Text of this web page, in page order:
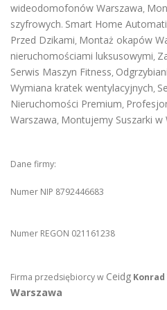
wideodomofonów Warszawa,
szyfrowych. Smart Home
Przed Dzikami, Montaż okapów
nieruchomościami luksusowymi,
Serwis Maszyn Fitness,
Wymiana kratek wentylacyjnych,
Nieruchomości Premium,
Warszawa, Montujemy Suszarki w
Dane firmy:
Numer NIP 8792446683
Numer REGON 021161238
Firma przedsiębiorcy w Ceidg
Warszawa